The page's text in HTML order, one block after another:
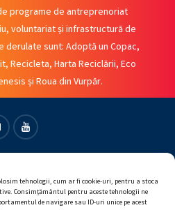
tehnologii, cum ar fi cookie-uri, pentru a stoca
Consimțământul pentru aceste tehnologii ne
de navigare sau ID-uri unice pe acest
programe de antreprenoriat
voluntariat și infrastructură de
derulate sunt: Adoptă un Copac,
Recicleta, Harta Reciclării, Eco
și Roua din Vurpăr.
Youtube